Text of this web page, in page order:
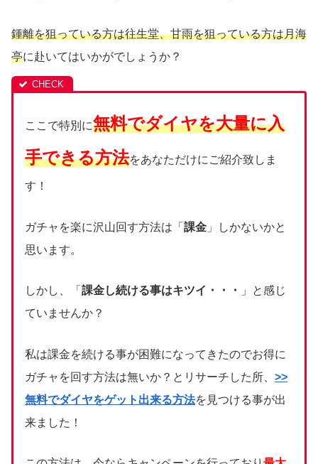
鍾離を狙っている方は往生堂、甘雨を狙っている方は月海
亭に赴いてはいかがでしょうか？
ここで特別に無料でダイヤを大量に入
手できる方法をあなただけにご紹介致しま
す！
ガチャを楽に沢山回す方法は「 課金 」しかないかと
思います。
しかし、「 課金し続ける事はキツイ・・・
」と感じ
ていませんか？
私は課金を続ける事が困難になってきたのでお得に
ガチャを回す方法は無いか？とリサーチした所、 >>
無料でダイヤをゲット出来る方法を見つける事が出
来ました！